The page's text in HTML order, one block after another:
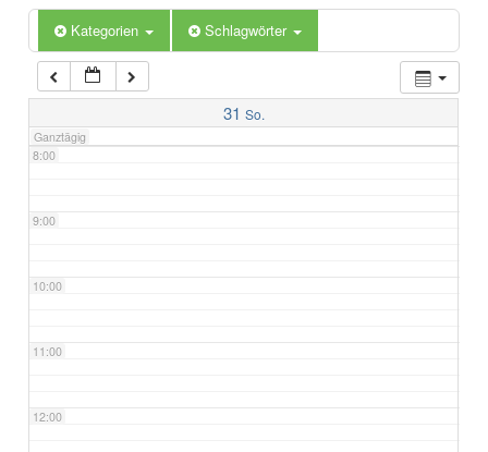
Kategorien Schlagwörter
31 So.
Ganztägig
6:00
7:00
8:00
9:00
10:00
11:00
12:00